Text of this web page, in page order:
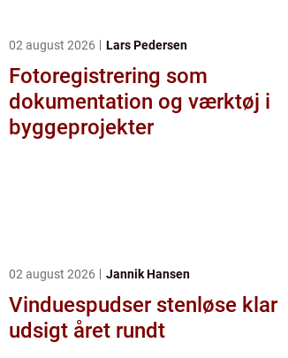
02 august 2026 Lars Pedersen
Fotoregistrering som
dokumentation og værktøj i
byggeprojekter
02 august 2026 Jannik Hansen
Vinduespudser stenløse klar
udsigt året rundt